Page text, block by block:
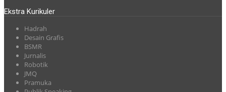
Ekstra Kurikuler
Hadrah
Desain Grafis
BSMR
Jurnalis
Robotik
JMQ
Pramuka